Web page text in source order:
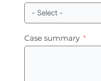
Case summary